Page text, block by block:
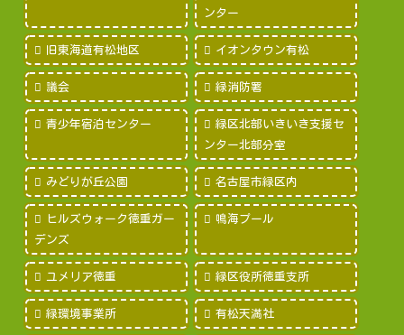
ンター
旧東海道有松地区 イオンタウン有松
議会 緑消防署
青少年宿泊センター
緑区北部いきいき支援セ
ンター北部分室
みどりが丘公園 名古屋市緑区内
ヒルズウォーク徳重ガー
デンズ
鳴海プール
ユメリア徳重 緑区役所徳重支所
緑環境事業所 有松天満社